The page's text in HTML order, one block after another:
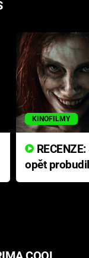
KINOFILMY
opět
přichází s